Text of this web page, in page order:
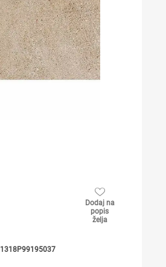
Dodaj na
popis
želja
1318P99195037